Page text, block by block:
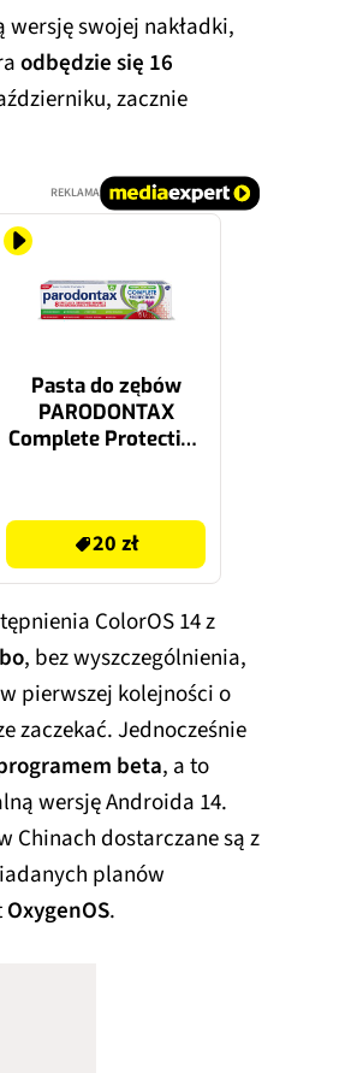
wersję swojej nakładki,
odbędzie się 16
zacznie
REKLAMA
Pasta do zębów
PARODONTAX
Complete Protection
20 zł
ColorOS 14 z
, bez wyszczególnienia,
pierwszej kolejności o
zaczekać. Jednocześnie
beta, a to
wersję Androida 14.
Chinach dostarczane są z
planów
OxygenOS.